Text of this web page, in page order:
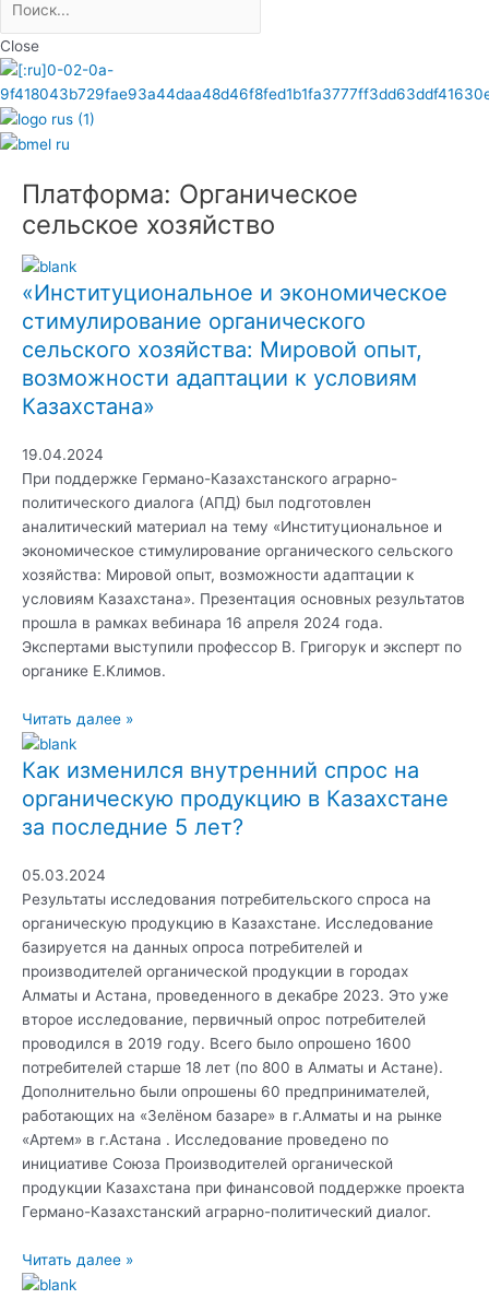
Close
Платформа: Органическое
сельское хозяйство
«Институциональное и экономическое
стимулирование органического
сельского хозяйства: Мировой опыт,
возможности адаптации к условиям
Казахстана»
19.04.2024
При поддержке Германо-Казахстанского аграрно-
политического диалога (АПД) был подготовлен
аналитический материал на тему «Институциональное и
экономическое стимулирование органического сельского
хозяйства: Мировой опыт, возможности адаптации к
условиям Казахстана». Презентация основных результатов
прошла в рамках вебинара 16 апреля 2024 года.
Экспертами выступили профессор В. Григорук и эксперт по
органике Е.Климов.
Читать далее »
Как изменился внутренний спрос на
органическую продукцию в Казахстане
за последние 5 лет?
05.03.2024
Результаты исследования потребительского спроса на
органическую продукцию в Казахстане. Исследование
базируется на данных опроса потребителей и
производителей органической продукции в городах
Алматы и Астана, проведенного в декабре 2023. Это уже
второе исследование, первичный опрос потребителей
проводился в 2019 году. Всего было опрошено 1600
потребителей старше 18 лет (по 800 в Алматы и Астане).
Дополнительно были опрошены 60 предпринимателей,
работающих на «Зелёном базаре» в г.Алматы и на рынке
«Артем» в г.Астана . Исследование проведено по
инициативе Союза Производителей органической
продукции Казахстана при финансовой поддержке проекта
Германо-Казахстанский аграрно-политический диалог.
Читать далее »